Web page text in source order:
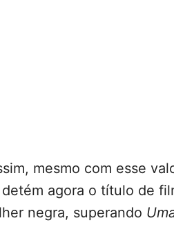
mesmo com esse
detém agora o título de
negra, superando